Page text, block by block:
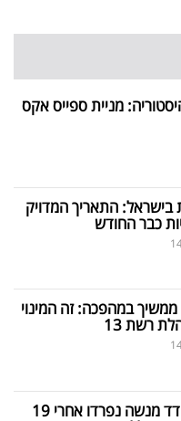
מניית ספייס אקס
בישראל: התאריך המדויק
במהפכה: זה המינוי
רשת 13
עדן הראל ועודד מנשה נפרדו אחרי 19